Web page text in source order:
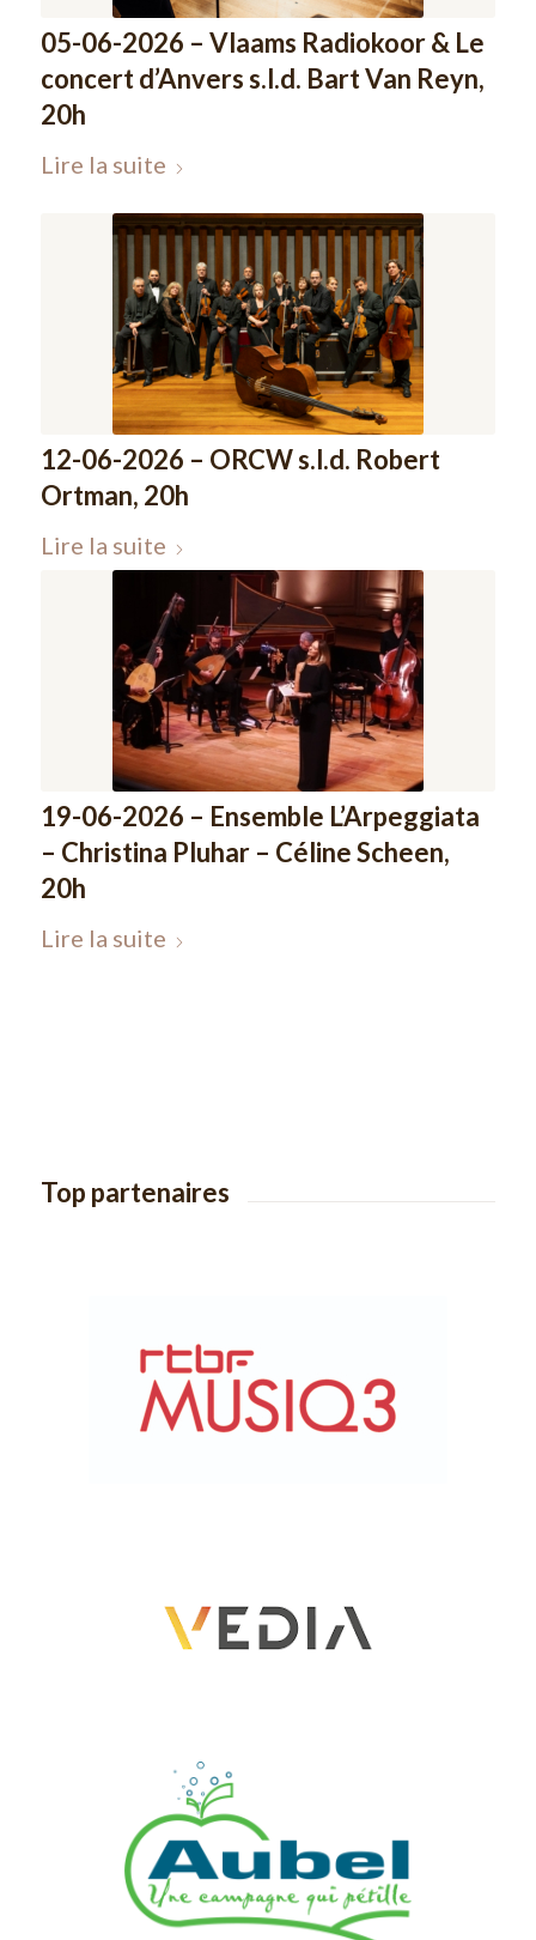
05-06-2026 – Vlaams Radiokoor & Le
concert d’Anvers s.l.d. Bart Van Reyn,
20h
Lire la suite
12-06-2026 – ORCW s.l.d. Robert
Ortman, 20h
Lire la suite
19-06-2026 – Ensemble L’Arpeggiata
– Christina Pluhar – Céline Scheen,
20h
Lire la suite
Top partenaires